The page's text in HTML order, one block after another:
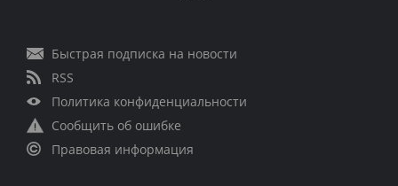
Быстрая подписка на новости
RSS
Политика конфиденциальности
Сообщить об ошибке
Правовая информация